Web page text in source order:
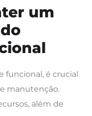
um
funcional, é crucial
manutenção.
além de